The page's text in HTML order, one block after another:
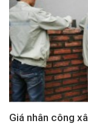
Giá nhân công